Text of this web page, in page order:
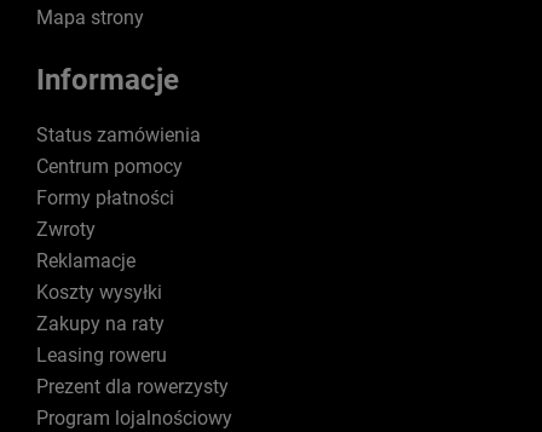
Mapa strony
Informacje
Status zamówienia
Centrum pomocy
Formy płatności
Zwroty
Reklamacje
Koszty wysyłki
Zakupy na raty
Leasing roweru
Prezent dla rowerzysty
Program lojalnościowy